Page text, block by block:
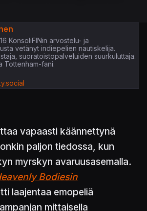
KonsoliFINin arvostelu- ja
vetänyt indiepelien nautiskelija.
suoratoistopalveluiden suurkuluttaja.
Tottenham-fani.
vapaasti käännettynä
paljon tiedossa, kun
myrskyn avaruusasemalla.
Bodiesin
laajentaa emopeliä
mittaisella